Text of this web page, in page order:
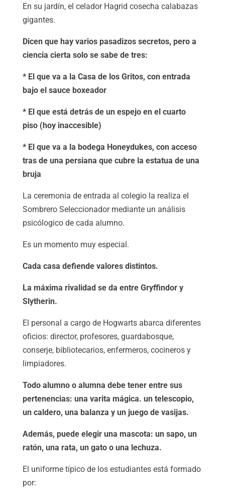
En su jardín, el celador Hagrid cosecha calabazas
gigantes.
Dicen que hay varios pasadizos secretos, pero a
ciencia cierta solo se sabe de tres:
* El que va a la Casa de los Gritos, con entrada
bajo el sauce boxeador
* El que está detrás de un espejo en el cuarto
piso (hoy inaccesible)
* El que va a la bodega Honeydukes, con acceso
tras de una persiana que cubre la estatua de una
bruja
La ceremonia de entrada al colegio la realiza el
Sombrero Seleccionador mediante un análisis
psicólogico de cada alumno.
Es un momento muy especial.
Cada casa defiende valores distintos.
La máxima rivalidad se da entre Gryffindor y
Slytherin.
El personal a cargo de Hogwarts abarca diferentes
oficios: director, profesores, guardabosque,
conserje, bibliotecarios, enfermeros, cocineros y
limpiadores.
Todo alumno o alumna debe tener entre sus
pertenencias: una varita mágica. un telescopio,
un caldero, una balanza y un juego de vasijas.
Además, puede elegir una mascota: un sapo, un
ratón, una rata, un gato o una lechuza.
El uniforme típico de los estudiantes está formado
por: